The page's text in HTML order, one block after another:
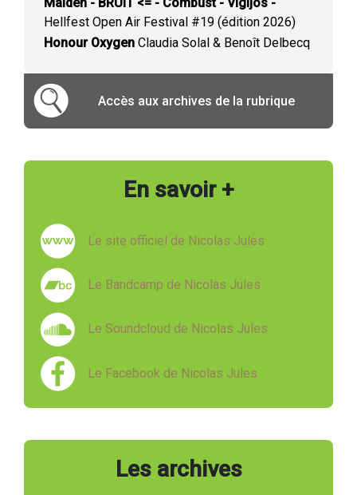
Hellfest Open Air Festival #19 (édition 2026)
Honour Oxygen Claudia Solal & Benoît Delbecq
Accès aux archives de la rubrique
En savoir +
Le site officiel de Nicolas Jules
Le Bandcamp de Nicolas Jules
Le Soundcloud de Nicolas Jules
Le Facebook de Nicolas Jules
Les archives